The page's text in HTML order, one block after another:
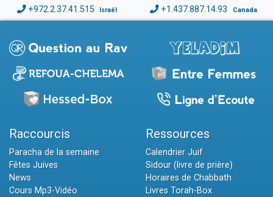
+972.2.37.41.515 Israël +1.437.887.14.93 Canada
Raccourcis
Paracha de la semaine
Fêtes Juives
News
Cours Mp3-Vidéo
Ressources
Calendrier Juif
Sidour (livre de prière)
Horaires de Chabbath
Livres Torah-Box